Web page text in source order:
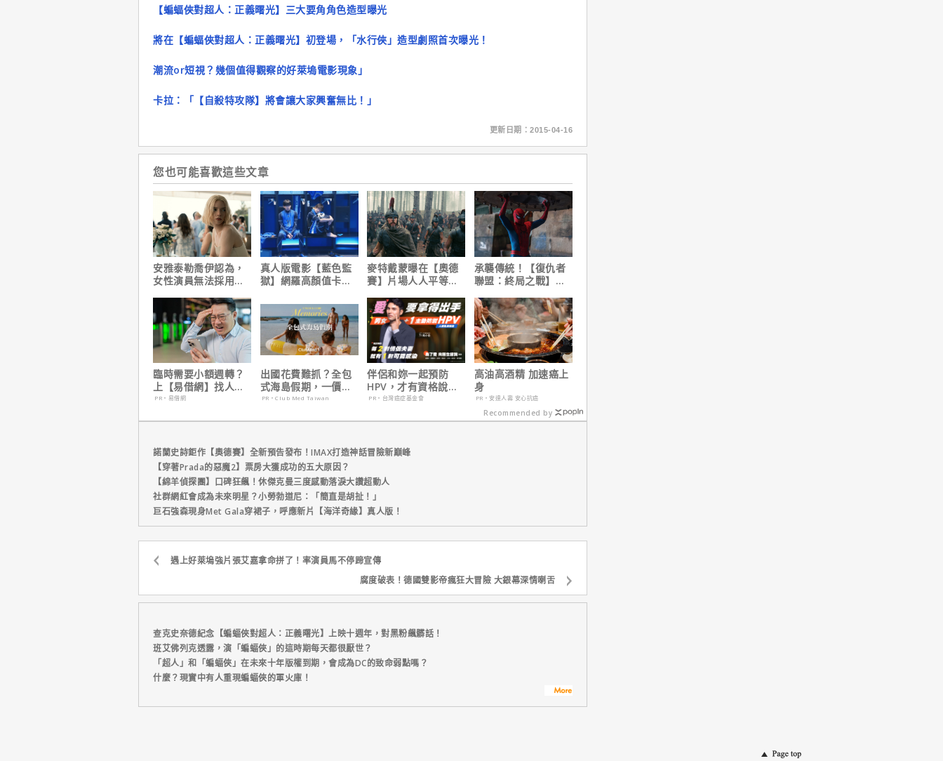
【蝙蝠俠對超人：正義曙光】三大要角角色造型曝光
將在【蝙蝠俠對超人：正義曙光】初登場，「水行俠」造型劇照首次曝光！
潮流or短視？幾個值得觀察的好萊塢電影現象」
卡拉：「【自殺特攻隊】將會讓大家興奮無比！」
更新日期：2015-04-16
您也可能喜歡這些文章
安雅泰勒喬伊認為，
女性演員無法採用方
真人版電影【藍色監
獄】網羅高顏值卡司
麥特戴蒙曝在【奧德
賽】片場人人平等，
承襲傳統！【復仇者
聯盟：終局之戰】導
生日】破紀錄！
臨時需要小額週轉？
上【易借網】找人
幫！資金快速到位
PR・易借網
出國花費難抓？全包
式海島假期，一價搞
定食宿玩樂，省錢更
PR・Club Med Taiwan
伴侶和妳一起預防
HPV，才有資格說愛
妳！
PR・台灣癌症基金會
高油高酒精 加速癌上
身
PR・安達人壽 安心抗癌
Recommended by
諾蘭史詩鉅作【奧德賽】全新預告發布！IMAX打造神話冒險新巔峰
【穿著Prada的惡魔2】票房大獲成功的五大原因？
【綿羊偵探團】口碑狂飆！休傑克曼三度感動落淚大讚超動人
社群網紅會成為未來明星？小勞勃道尼：「簡直是胡扯！」
巨石強森現身Met Gala穿裙子，呼應新片【海洋奇緣】真人版！
遇上好萊塢強片張艾嘉拿命拼了！率演員馬不停蹄宣傳
腐度破表！德國雙影帝瘋狂大冒險 大銀幕深情喇舌
查克史奈德紀念【蝙蝠俠對超人：正義曙光】上映十週年，對黑粉飆髒話！
班艾佛列克透露，演「蝙蝠俠」的這時期每天都很厭世？
「超人」和「蝙蝠俠」在未來十年版權到期，會成為DC的致命弱點嗎？
什麼？現實中有人重現蝙蝠俠的軍火庫！